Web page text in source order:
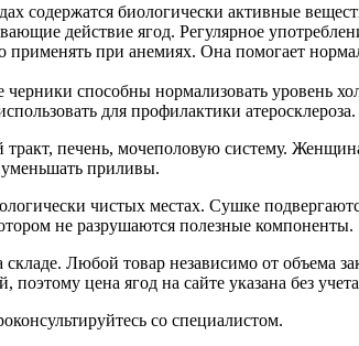
содержатся биологически активные
действие ягод. Регулярное
при анемиях. Она помогает
способны нормализовать уровень
для профилактики атеросклероза.
печень, мочеполовую систему.
приливы.
чистых местах. Сушке
не разрушаются полезные компоненты.
Любой товар независимо от объема
цена ягод на сайте указана без
со специалистом.